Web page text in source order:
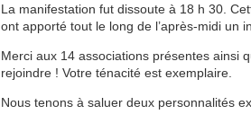
La manifestation fut dissoute à 18 h 30.
ont apporté tout le long de l’après-midi un
Merci aux 14 associations présentes ainsi
rejoindre ! Votre ténacité est exemplaire.
Nous tenons à saluer deux personnalités